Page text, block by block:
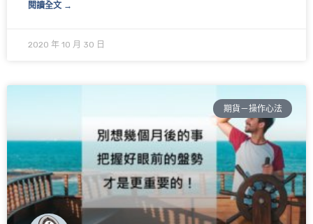
閱讀全文 →
2020 年 10 月 30 日
期貨－操作心法